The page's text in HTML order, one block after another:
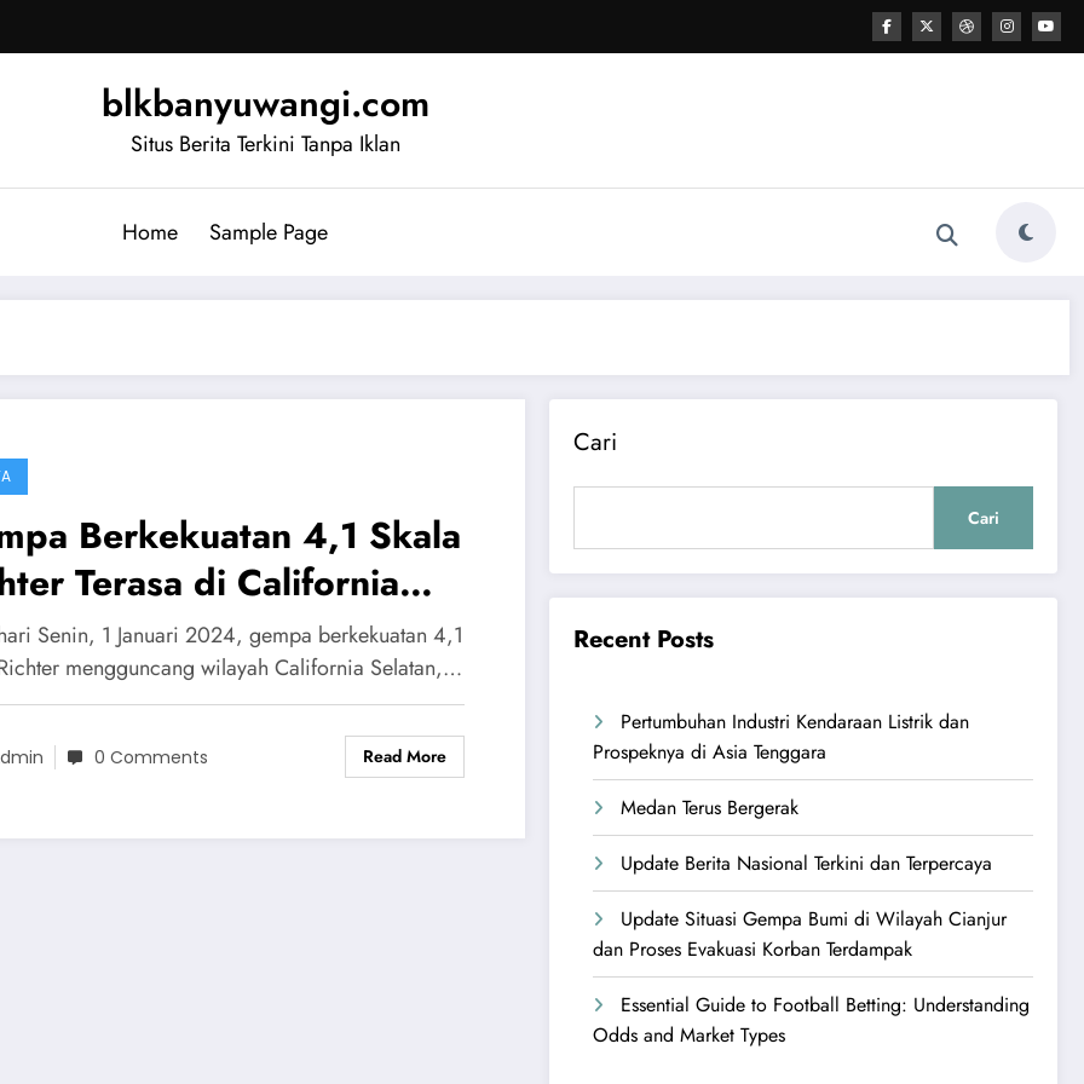
blkbanyuwangi.com
Situs Berita Terkini Tanpa Iklan
Home Sample Page
Berkekuatan 4,1 Skala
Terasa di California
Senin, 1 Januari 2024, gempa berkekuatan 4,1
mengguncang wilayah California Selatan,…
0 Comments Read More
Cari
Cari
Recent Posts
Pertumbuhan Industri Kendaraan Listrik dan
Prospeknya di Asia Tenggara
Medan Terus Bergerak
Update Berita Nasional Terkini dan Terpercaya
Update Situasi Gempa Bumi di Wilayah Cianjur
dan Proses Evakuasi Korban Terdampak
Essential Guide to Football Betting: Understanding
Odds and Market Types